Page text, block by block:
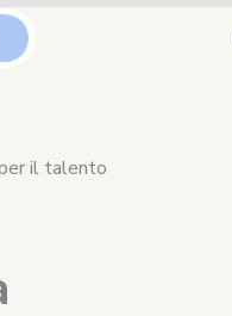
il talento